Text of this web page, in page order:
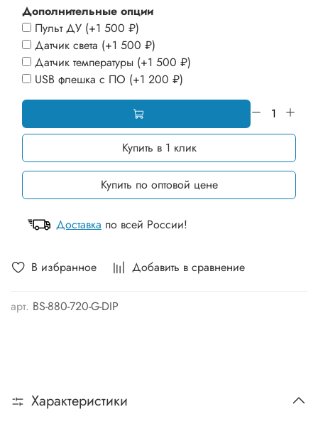
В избранное Добавить в сравнение
арт. BS-880-720-G-DIP
Дополнительные опции
Пульт ДУ (+1 500 ₽)
Датчик света (+1 500 ₽)
Датчик температуры (+1 500 ₽)
USB флешка с ПО (+1 200 ₽)
Купить в 1 клик
Купить по оптовой цене
Доставка по всей России!
Характеристики